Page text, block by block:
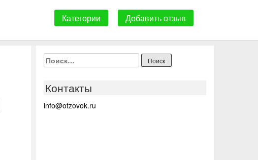
Категории Добавить отзыв
Найти:
Контакты
info@otzovok.ru